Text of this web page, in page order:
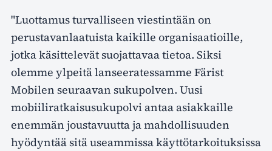
"Luottamus turvalliseen viestintään on
perustavanlaatuista kaikille organisaatioille,
jotka käsittelevät suojattavaa tietoa. Siksi
olemme ylpeitä lanseeratessamme Färist
Mobilen seuraavan sukupolven. Uusi
mobiiliratkaisusukupolvi antaa asiakkaille
enemmän joustavuutta ja mahdollisuuden
hyödyntää sitä useammissa käyttötarkoituksissa